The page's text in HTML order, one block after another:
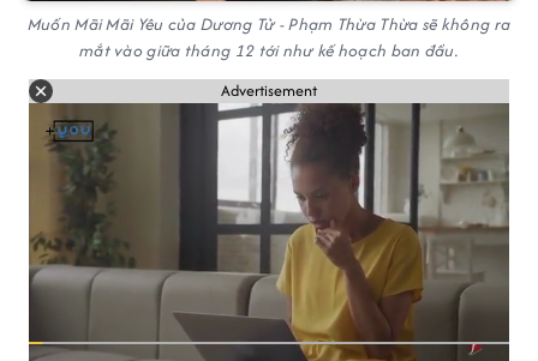
Muốn Mãi Mãi Yêu của Dương Tử - Phạm Thừa Thừa sẽ không ra
mắt vào giữa tháng 12 tới như kế hoạch ban đầu.
Advertisement